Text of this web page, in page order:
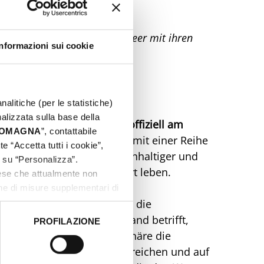
sui cookie
(per le statistiche)
sulla base della
”, contattabile
“Accetta tutti i cookie”,
“Personalizza”.
che attualmente non
di misure supplementari di
PROFILAZIONE
für diejenigen, die das Meer mit ihren
Die Strandsaison wird offiziell am
den 20. September
, mit einer Reihe
noch einladender, nachhaltiger und
machen sollen, die dort leben.
2026 gehört die
nicht mehr nur das Vorland betrifft,
wobei die Konzessionäre die
auszuweisen. In Sportbereichen und auf